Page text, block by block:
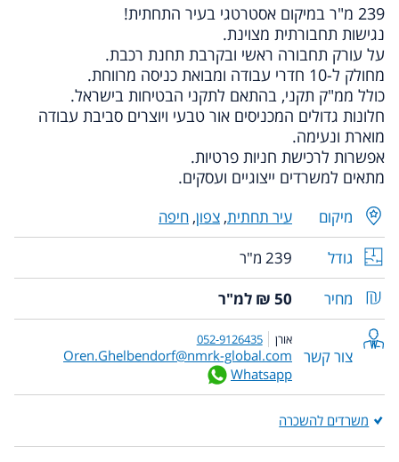
239 מ"ר במיקום אסטרטגי בעיר התחתית!
נגישות תחבורתית מצוינת.
על עורק תחבורה ראשי ובקרבת תחנת רכבת.
מחולק ל-10 חדרי עבודה ומבואת כניסה מרווחת.
כולל ממ"ק תקני, בהתאם לתקני הבטיחות בישראל.
חלונות גדולים המכניסים אור טבעי ויוצרים סביבת עבודה
מוארת ונעימה.
אפשרות לרכישת חניות פרטיות.
מתאים למשרדים ייצוגיים ועסקים.
מיקום עיר תחתית, צפון, חיפה
גודל
239 מ"ר
מחיר
50 ₪ למ"ר
צור קשר
אורן 052-9126435
Oren.Ghelbendorf@nmrk-global.com
Whatsapp
משרדים להשכרה